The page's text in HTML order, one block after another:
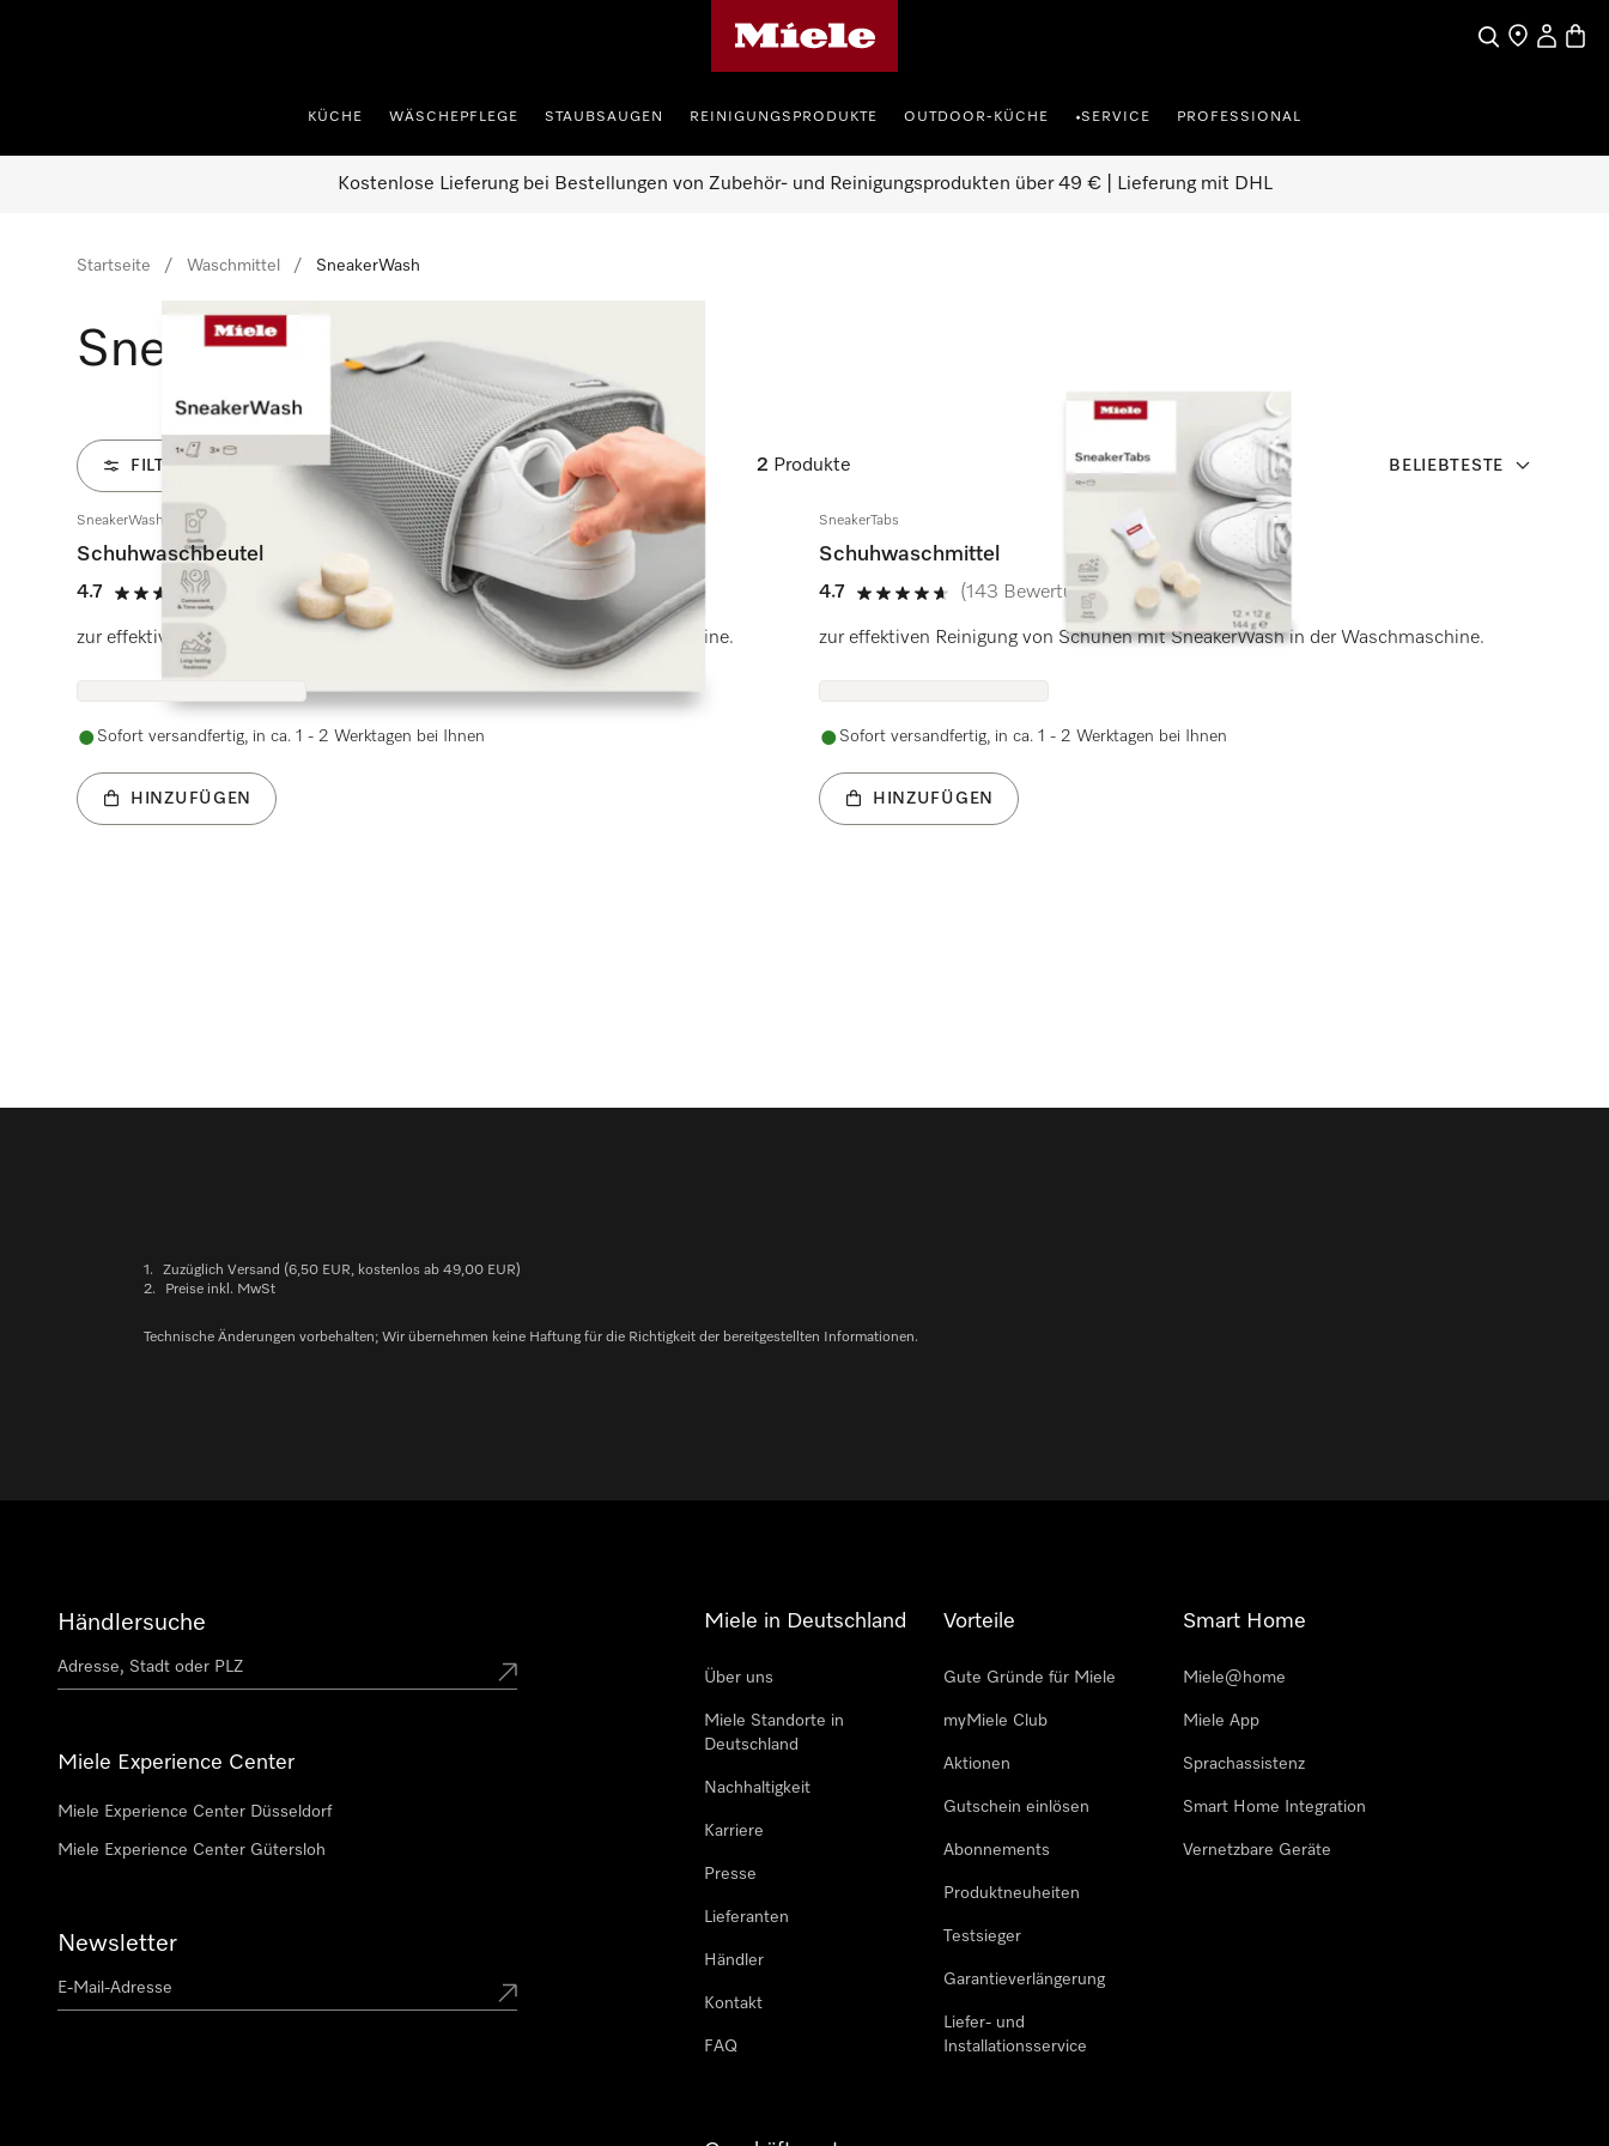
SucheHändler
Mein
KÜCHE WÄSCHEPFLEGE STAUBSAUGEN REINIGUNGSPRODUKTE OUTDOOR-KÜCHE •SERVICE PROFESSIONAL
Kostenlose Lieferung bei Bestellungen von Zubehör- und Reinigungsprodukten über 49 € | Lieferung mit DHL
Startseite Waschmittel SneakerWash
SneakerWash
FILTER 2 Produkte BELIEBTESTE
SneakerWash
Schuhwaschbeutel
4.7
4.7 von 5 Sternen
(230 Bewertungen)
zur effektiven Reinigung von Schuhen mit SneakerTabs in der Waschmaschine.
Sofort versandfertig, in ca. 1 - 2 Werktagen bei Ihnen
HINZUFÜGEN
SneakerTabs
Schuhwaschmittel
4.7
4.7 von 5 Sternen
(143 Bewertungen)
zur effektiven Reinigung von Schuhen mit SneakerWash in der Waschmaschine.
Sofort versandfertig, in ca. 1 - 2 Werktagen bei Ihnen
HINZUFÜGEN
1.
Zuzüglich Versand (6,50 EUR, kostenlos ab 49,00 EUR)
2.
Preise inkl. MwSt
Technische Änderungen vorbehalten; Wir übernehmen keine Haftung für die Richtigkeit der bereitgestellten Informationen.
Händlersuche
Miele Experience Center
Miele Experience Center Düsseldorf
Miele Experience Center Gütersloh
Newsletter
Miele in Deutschland
Über uns
Miele Standorte in
Deutschland
Nachhaltigkeit
Karriere
Presse
Lieferanten
Händler
Kontakt
FAQ
Vorteile
Gute Gründe für Miele
myMiele Club
Aktionen
Gutschein einlösen
Abonnements
Produktneuheiten
Testsieger
Garantieverlängerung
Liefer- und
Installationsservice
Smart Home
Miele@home
Miele App
Sprachassistenz
Smart Home Integration
Vernetzbare Geräte